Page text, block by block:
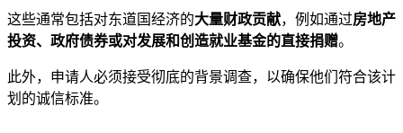
这些通常包括对东道国经济的大量财政贡献，例如通过房地产
投资、政府债券或对发展和创造就业基金的直接捐赠。
此外，申请人必须接受彻底的背景调查，以确保他们符合该计
划的诚信标准。